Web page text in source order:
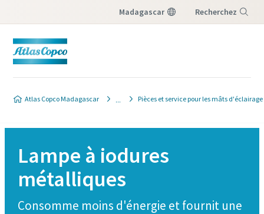
Madagascar Recherchez
Atlas Copco Madagascar Pièces et service pour les mâts d'éclairage
Lampe à iodures
métalliques
Consomme moins d'énergie et fournit une